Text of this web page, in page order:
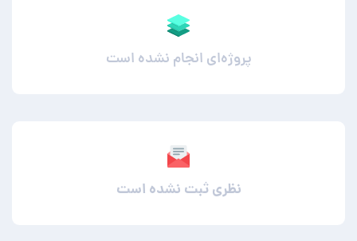
پروژه‌ای انجام نشده است
نظری ثبت نشده است